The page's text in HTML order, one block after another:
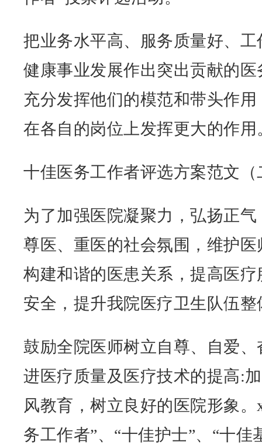
把业务水平高、服务质量好、
健康事业发展作出突出贡献的
充分发挥他们的模范和带头作
在各自的岗位上发挥更大的作用
十佳医务工作者评选方案范文（
为了加强医院凝聚力，弘扬正
尊医、重医的社会氛围，维护
构建和谐的医患关系，提高医
安全，提升我院医疗卫生队伍整
鼓励全院医师树立自尊、自爱
进医疗质量及医疗技术的提高:
风教育，树立良好的医院形象
务工作者”、“十佳护士”、“十佳